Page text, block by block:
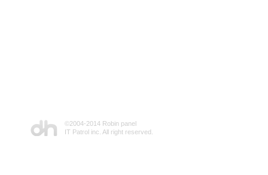
©2004-2014 Robin panel
IT Patrol inc. All right reserved.